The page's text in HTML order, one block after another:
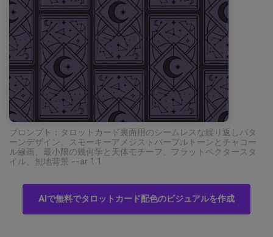
プロンプト：タロットカード裏面用のシームレスな繰り返しパタ
ーンデザイン、スモーキーアメジストパープルトーンとチャコー
ル線画、最小限の幾何学と天体モチーフ、フラットベクタースタ
イル、無地背景 --ar 1:1
AIで無料でタロットカード配色のビジュアルを作成